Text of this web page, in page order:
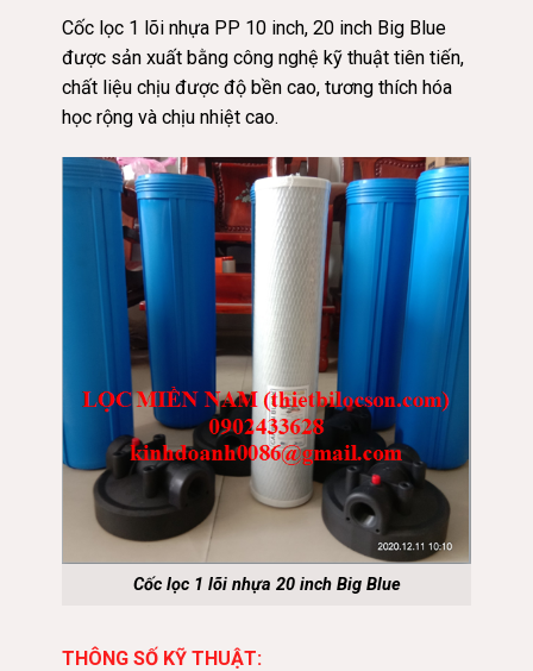
Cốc lọc 1 lõi nhựa PP 10 inch, 20 inch Big Blue
được sản xuất bằng công nghệ kỹ thuật tiên tiến,
chất liệu chịu được độ bền cao, tương thích hóa
học rộng và chịu nhiệt cao.
Cốc lọc 1 lõi nhựa 20 inch Big Blue
THÔNG SỐ KỸ THUẬT: